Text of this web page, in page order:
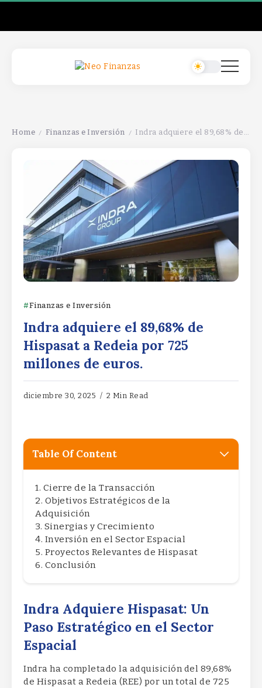
Home / Finanzas e Inversión / Indra adquiere el 89,68% de Hispasat a Redeia por 725 millones de euros.
Finanzas e Inversión
Indra adquiere el 89,68% de
Hispasat a Redeia por 725
millones de euros.
diciembre 30, 2025 2 Min Read
Table Of Content
Cierre de la Transacción
Objetivos Estratégicos de la
Adquisición
Sinergias y Crecimiento
Inversión en el Sector Espacial
Proyectos Relevantes de Hispasat
Conclusión
Indra Adquiere Hispasat: Un
Paso Estratégico en el Sector
Espacial
Indra ha completado la adquisición del 89,68%
de Hispasat a Redeia (REE) por un total de 725